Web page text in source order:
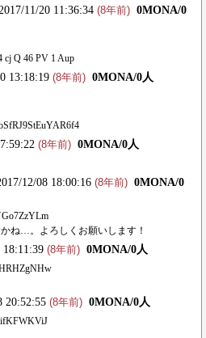
2017/11/20 11:36:34 (8年前) 0MONA/0
cj Q 46 PV 1 Aup
13:18:19 (8年前) 0MONA/0人
(8年前) 0MONA/0人
12/08 18:00:16 (8年前) 0MONA/0
ね…。よろしくお願いします！
18:11:39 (8年前) 0MONA/0人
20:52:55 (8年前) 0MONA/0人